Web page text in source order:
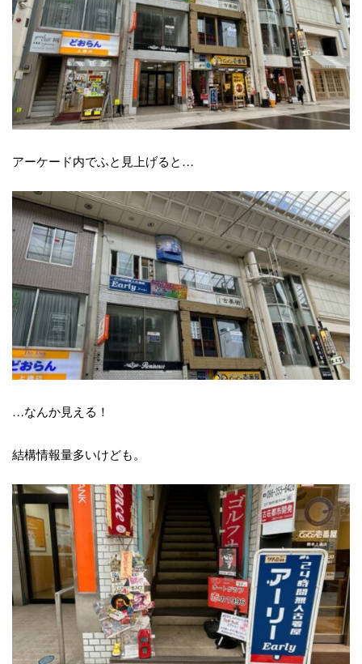
アーケード内でふと見上げると…
…なんか見える！
結構情報量多いけども。